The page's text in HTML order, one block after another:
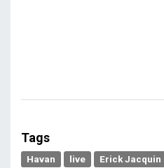
Tags
Havan live Erick Jacquin